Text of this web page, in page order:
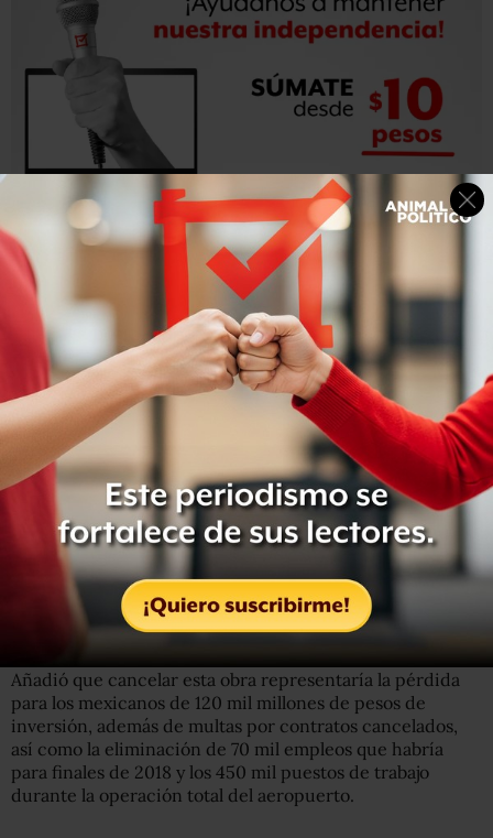
“Yo no puedo ser tolerante con la corrupción y yo
considero que la construcción del aeropuerto es
corrupción”, sostuvo.
El candidato propone
construir dos pistas en el
aeropuerto militar de Santa Lucía para resolver el
problema de la saturación del actual aeropuerto de la
Ciudad de México.
Eduardo Sánchez, vocero de la Presidencia de la
República, señaló este lunes que el nuevo aeropuerto se
edifica conforme a los más altos estándares mundiales en
materia constructiva, medioambiental, de transparencia
y financiera.
Añadió que cancelar esta obra representaría la pérdida
para los mexicanos de 120 mil millones de pesos de
inversión, además de multas por contratos cancelados,
así como la eliminación de 70 mil empleos que habría
para finales de 2018 y los 450 mil puestos de trabajo
durante la operación total del aeropuerto.